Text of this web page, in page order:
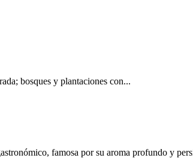
bosques y plantaciones con...
famosa por su aroma profundo y